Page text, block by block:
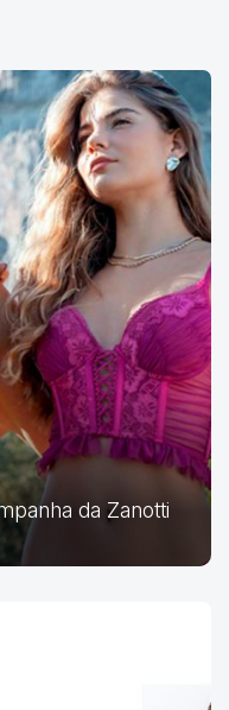
da Zanotti